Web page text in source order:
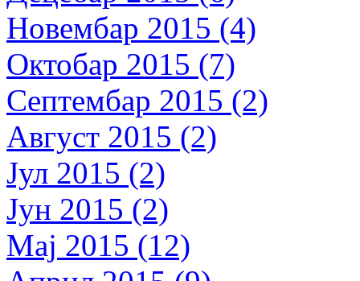
Новембар 2015 (4)
Октобар 2015 (7)
Септембар 2015 (2)
Август 2015 (2)
Јул 2015 (2)
Јун 2015 (2)
Мај 2015 (12)